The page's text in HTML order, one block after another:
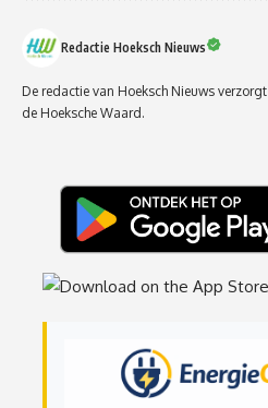
Redactie Hoeksch Nieuws
De redactie van Hoeksch Nieuws
de Hoeksche Waard.